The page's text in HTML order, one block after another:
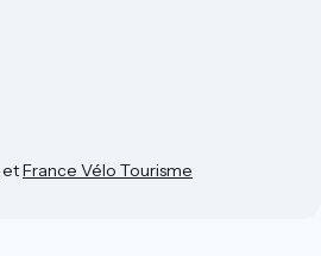
etFrance Vélo Tourisme